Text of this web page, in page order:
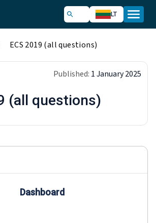
LT
ECS 2019 (all questions)
Published: 1 January 2025
(all questions)
Dashboard